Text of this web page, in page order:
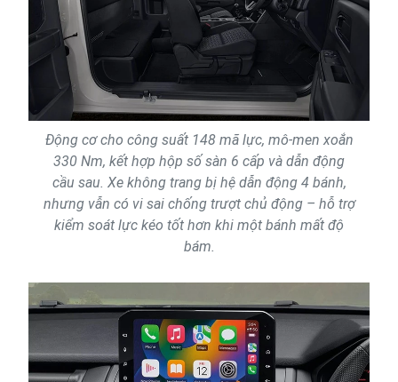
Động cơ cho công suất 148 mã lực, mô-men xoắn
330 Nm, kết hợp hộp số sàn 6 cấp và dẫn động
cầu sau. Xe không trang bị hệ dẫn động 4 bánh,
nhưng vẫn có vi sai chống trượt chủ động – hỗ trợ
kiểm soát lực kéo tốt hơn khi một bánh mất độ
bám.